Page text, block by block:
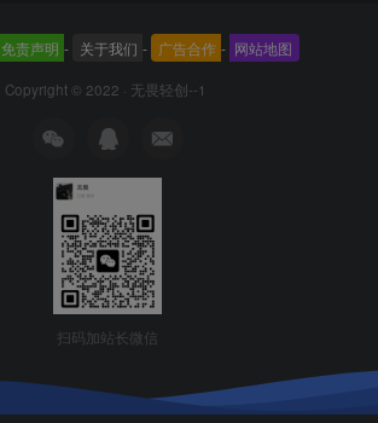
免责声明 - 关于我们 - 广告合作 - 网站地图
Copyright © 2022 · 无畏轻创--1
扫码加站长微信